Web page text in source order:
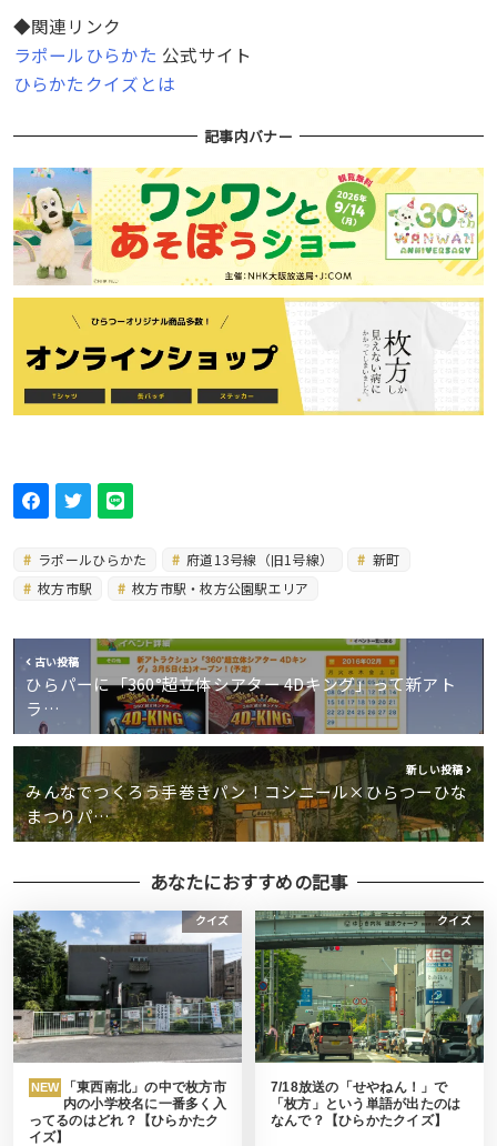
◆関連リンク
ラポールひらかた 公式サイト
ひらかたクイズとは
記事内バナー
ラポールひらかた 府道13号線（旧1号線）
新町
枚方市駅
枚方市駅・枚方公園駅エリア
古い投稿
ひらパーに「360°超立体シアター 4Dキング」って新アト
ラ…
新しい投稿
みんなでつくろう手巻きパン！コシニール×ひらつーひな
まつりパ…
あなたにおすすめの記事
クイズ
NEW
「東西南北」の中で枚方市
内の小学校名に一番多く入
ってるのはどれ？【ひらかたク
イズ】
クイズ
7/18放送の「せやねん！」で
「枚方」という単語が出たのは
なんで？【ひらかたクイズ】